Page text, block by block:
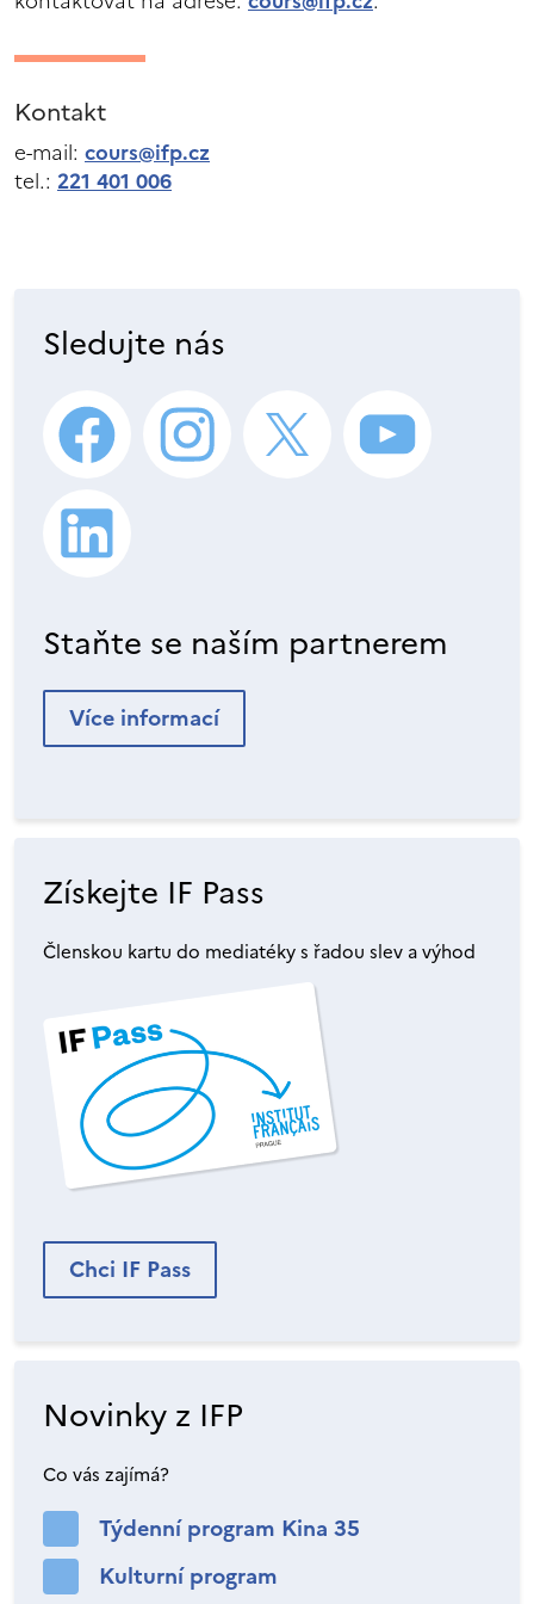
Kontakt
e-mail: cours@ifp.cz
tel.: 221 401 006
Sledujte nás
Staňte se naším partnerem
Více informací
Získejte IF Pass
Členskou kartu do mediatéky s řadou slev a výhod
Chci IF Pass
Novinky z IFP
Co vás zajímá?
Týdenní program Kina 35
Kulturní program